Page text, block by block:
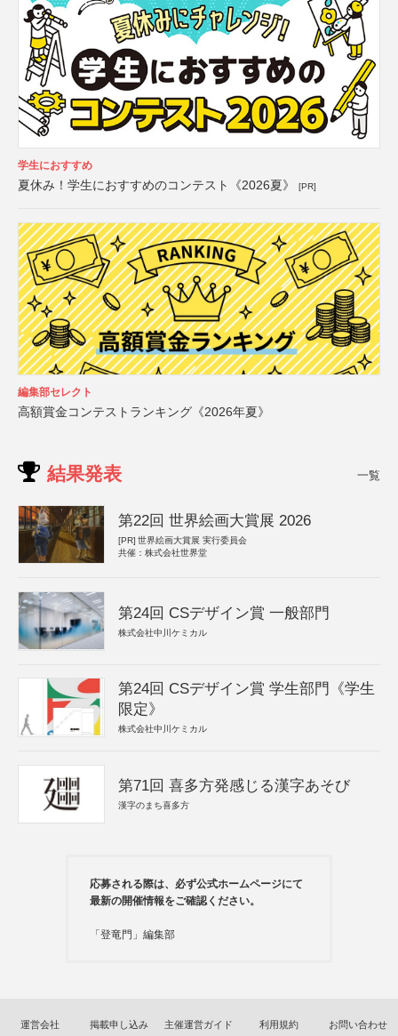
学生におすすめ
夏休み！学生におすすめのコンテスト《2026夏》 [PR]
編集部セレクト
高額賞金コンテストランキング《2026年夏》
結果発表 一覧
第22回 世界絵画大賞展 2026
[PR] 世界絵画大賞展 実行委員会
共催：株式会社世界堂
第24回 CSデザイン賞 一般部門
株式会社中川ケミカル
第24回 CSデザイン賞 学生部門《学生
限定》
株式会社中川ケミカル
第71回 喜多方発感じる漢字あそび
漢字のまち喜多方
応募される際は、必ず公式ホームページにて
最新の開催情報をご確認ください。
「登竜門」編集部
運営会社 掲載申し込み 主催運営ガイド 利用規約 お問い合わせ